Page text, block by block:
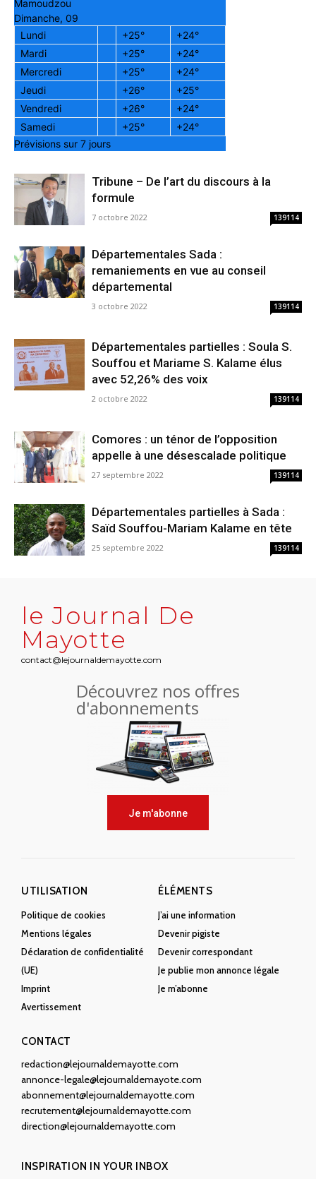
Mamoudzou
Dimanche, 09
Lundi
+25° +24°
Mardi
+25° +24°
Mercredi
+25° +24°
Jeudi
+26° +25°
Vendredi
+26° +24°
Samedi
+25° +24°
Prévisions sur 7 jours
Tribune – De l’art du discours à la
formule
7 octobre 2022 139114
Départementales Sada :
remaniements en vue au conseil
départemental
3 octobre 2022 139114
Départementales partielles : Soula S.
Souffou et Mariame S. Kalame élus
avec 52,26% des voix
2 octobre 2022 139114
Comores : un ténor de l’opposition
appelle à une désescalade politique
27 septembre 2022 139114
Départementales partielles à Sada :
Saïd Souffou-Mariam Kalame en tête
25 septembre 2022 139114
le Journal De
Mayotte
contact@lejournaldemayotte.com
Découvrez nos offres
d'abonnements
Je m'abonne
UTILISATION
Politique de cookies
Mentions légales
Déclaration de confidentialité
(UE)
Imprint
Avertissement
ÉLÉMENTS
J’ai une information
Devenir pigiste
Devenir correspondant
Je publie mon annonce légale
Je m’abonne
CONTACT
redaction@lejournaldemayotte.com
annonce-legale@lejournaldemayote.com
abonnement@lejournaldemayotte.com
recrutement@lejournaldemayotte.com
direction@lejournaldemayotte.com
INSPIRATION IN YOUR INBOX